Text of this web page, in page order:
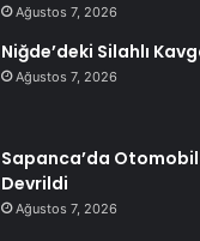
Ağustos 7, 2026
Niğde’deki Silahlı
Ağustos 7, 2026
Sapanca’da
Devrildi
Ağustos 7, 2026